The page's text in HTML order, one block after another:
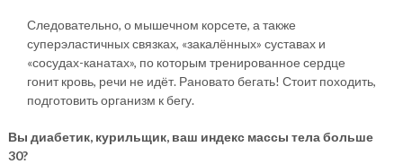
Следовательно, о мышечном корсете, а также
суперэластичных связках, «закалённых» суставах и
«сосудах-канатах», по которым тренированное сердце
гонит кровь, речи не идёт. Рановато бегать! Стоит походить,
подготовить организм к бегу.
Вы диабетик, курильщик, ваш индекс массы тела больше
30?